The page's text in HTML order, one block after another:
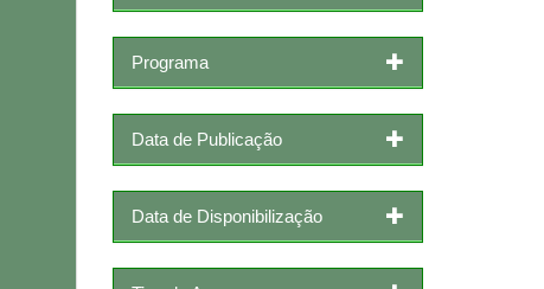
Programa
Data de Publicação
Data de Disponibilização